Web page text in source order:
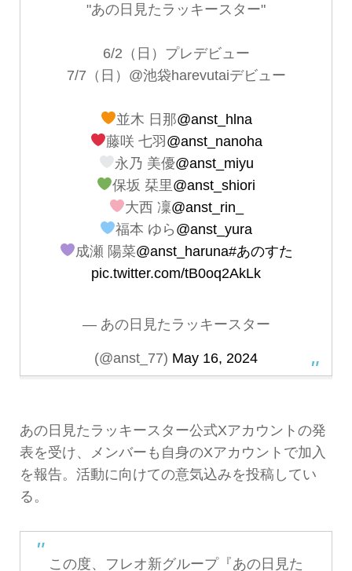
"あの日見たラッキースター"
6/2（日）プレデビュー
7/7（日）@池袋harevutaiデビュー
並木 日那@anst_hlna
藤咲 七羽 @anst_nanoha
永乃 美優@anst_miyu
保坂 栞里@anst_shiori
大西 凜@anst_rin_
福本 ゆら @anst_yura
成瀬 陽菜@anst_haruna#あのすた
pic.twitter.com/tB0oq2AkLk
— あの日見たラッキースター
(@anst_77) May 16, 2024
あの日見たラッキースター公式Xアカウントの発
表を受け、メンバーも自身のXアカウントで加入
を報告。活動に向けての意気込みを投稿してい
る。
この度、フレオ新グループ『あの日見た